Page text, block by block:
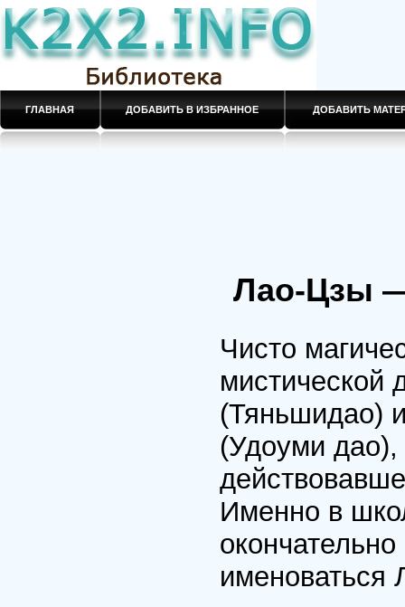
ГЛАВНАЯ ДОБАВИТЬ В ИЗБРАННОЕ ДОБАВИТЬ
Лао-Цзы
Чисто
мистической
(Тяньшидао)
(Удоуми
Именно в
именоваться